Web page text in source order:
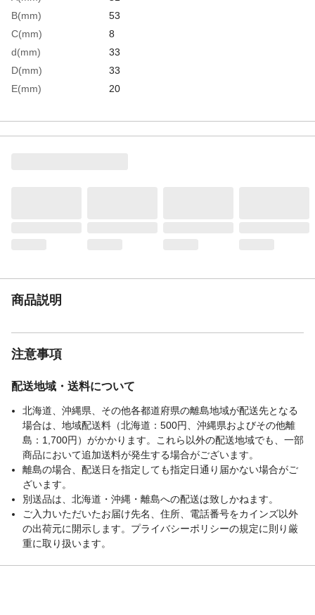
B(mm)
53
C(mm)
8
d(mm)
33
D(mm)
33
E(mm)
20
生産国
日本
商品説明
注意事項
配送地域・送料について
北海道、沖縄県、その他各都道府県の離島地域が配送先となる
場合は、地域配送料（北海道：500円、沖縄県およびその他離
島：1,700円）がかかります。これら以外の配送地域でも、一部
商品において追加送料が発生する場合がございます。
離島の場合、配送日を指定しても指定日通り届かない場合がご
ざいます。
別送品は、北海道・沖縄・離島への配送は致しかねます。
ご入力いただいたお届け先名、住所、電話番号をカインズ以外
の出荷元に開示します。プライバシーポリシーの規定に則り厳
重に取り扱います。